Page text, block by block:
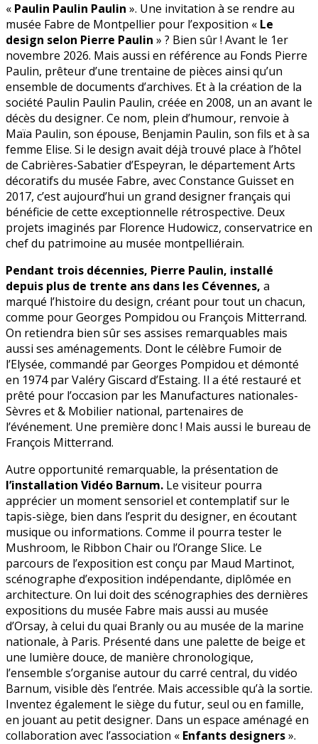
« Paulin Paulin Paulin ». Une invitation à se rendre au
musée Fabre de Montpellier pour l’exposition « Le
design selon Pierre Paulin » ? Bien sûr ! Avant le 1er
novembre 2026. Mais aussi en référence au Fonds Pierre
Paulin, prêteur d’une trentaine de pièces ainsi qu’un
ensemble de documents d’archives. Et à la création de la
société Paulin Paulin Paulin, créée en 2008, un an avant le
décès du designer. Ce nom, plein d’humour, renvoie à
Maïa Paulin, son épouse, Benjamin Paulin, son fils et à sa
femme Elise. Si le design avait déjà trouvé place à l’hôtel
de Cabrières-Sabatier d’Espeyran, le département Arts
décoratifs du musée Fabre, avec Constance Guisset en
2017, c’est aujourd’hui un grand designer français qui
bénéficie de cette exceptionnelle rétrospective. Deux
projets imaginés par Florence Hudowicz, conservatrice en
chef du patrimoine au musée montpelliérain.
Pendant trois décennies, Pierre Paulin, installé
depuis plus de trente ans dans les Cévennes, a
marqué l’histoire du design, créant pour tout un chacun,
comme pour Georges Pompidou ou François Mitterrand.
On retiendra bien sûr ses assises remarquables mais
aussi ses aménagements. Dont le célèbre Fumoir de
l’Elysée, commandé par Georges Pompidou et démonté
en 1974 par Valéry Giscard d’Estaing. Il a été restauré et
prêté pour l’occasion par les Manufactures nationales-
Sèvres et & Mobilier national, partenaires de
l’événement. Une première donc ! Mais aussi le bureau de
François Mitterrand.
Autre opportunité remarquable, la présentation de
l’installation Vidéo Barnum. Le visiteur pourra
apprécier un moment sensoriel et contemplatif sur le
tapis-siège, bien dans l’esprit du designer, en écoutant
musique ou informations. Comme il pourra tester le
Mushroom, le Ribbon Chair ou l’Orange Slice. Le
parcours de l’exposition est conçu par Maud Martinot,
scénographe d’exposition indépendante, diplômée en
architecture. On lui doit des scénographies des dernières
expositions du musée Fabre mais aussi au musée
d’Orsay, à celui du quai Branly ou au musée de la marine
nationale, à Paris. Présenté dans une palette de beige et
une lumière douce, de manière chronologique,
l’ensemble s’organise autour du carré central, du vidéo
Barnum, visible dès l’entrée. Mais accessible qu’à la sortie.
Inventez également le siège du futur, seul ou en famille,
en jouant au petit designer. Dans un espace aménagé en
collaboration avec l’association « Enfants designers».